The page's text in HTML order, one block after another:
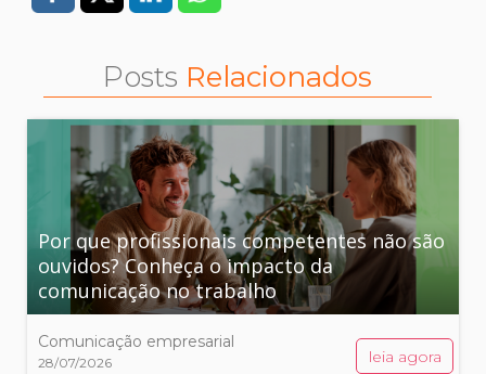
Posts Relacionados
Por que profissionais competentes não são
ouvidos? Conheça o impacto da
comunicação no trabalho
Comunicação empresarial
28/07/2026 leia agora